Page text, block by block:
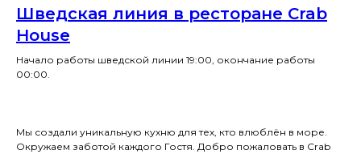
Шведская линия в ресторане Crab
House
Начало работы шведской линии 19:00, окончание работы
00:00.
Мы создали уникальную кухню для тех, кто влюблён в море.
Окружаем заботой каждого Гостя. Добро пожаловать в Crab